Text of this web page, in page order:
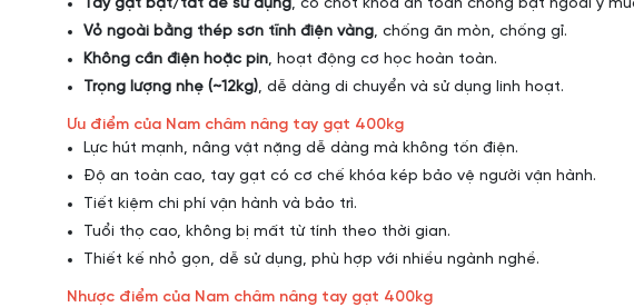
Tay gạt bật/tắt dễ sử dụng, có chốt khóa an toàn chống bật ngoài ý
Vỏ ngoài bằng thép sơn tĩnh điện vàng, chống ăn mòn, chống gỉ.
Không cần điện hoặc pin, hoạt động cơ học hoàn toàn.
Trọng lượng nhẹ (~12kg), dễ dàng di chuyển và sử dụng linh hoạt.
Ưu điểm của Nam châm nâng tay gạt 400kg
Lực hút mạnh, nâng vật nặng dễ dàng mà không tốn điện.
Độ an toàn cao, tay gạt có cơ chế khóa kép bảo vệ người vận hành.
Tiết kiệm chi phí vận hành và bảo trì.
Tuổi thọ cao, không bị mất từ tính theo thời gian.
Thiết kế nhỏ gọn, dễ sử dụng, phù hợp với nhiều ngành nghề.
Nhược điểm của Nam châm nâng tay gạt 400kg